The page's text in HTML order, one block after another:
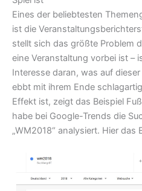
Eines der beliebtesten
ist die
stellt sich das größte Problem
eine Veranstaltung vorbei ist –
Interesse daran, was auf
ebbt mit ihrem Ende
Effekt ist, zeigt das Beispiel
habe bei Google-Trends die
„WM2018“ analysiert. Hier das